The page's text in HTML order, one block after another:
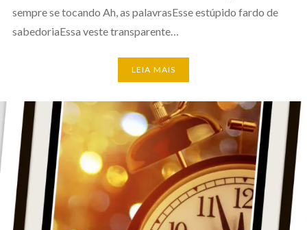
sempre se tocando Ah, as palavrasEsse estúpido fardo de
sabedoriaEssa veste transparente…
LEIA MAIS